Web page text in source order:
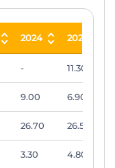
2024 2025
- 11.30
9.00 6.90
26.70 26.50
3.30 4.80